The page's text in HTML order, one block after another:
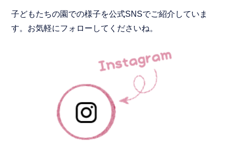
子どもたちの園での様子を公式SNSでご紹介していま
す。お気軽にフォローしてくださいね。